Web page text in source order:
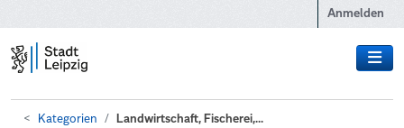
Anmelden
Kategorien Landwirtschaft, Fischerei,...